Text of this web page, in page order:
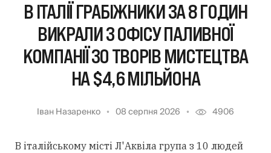
В ІТАЛІЇ ГРАБІЖНИКИ ЗА 8 ГОДИН
ВИКРАЛИ З ОФІСУ ПАЛИВНОЇ
КОМПАНІЇ 30 ТВОРІВ МИСТЕЦТВА
НА $4,6 МІЛЬЙОНА
Іван Назаренко 08 серпня 2026 4906
В італійському місті Л'Аквіла група з 10 людей